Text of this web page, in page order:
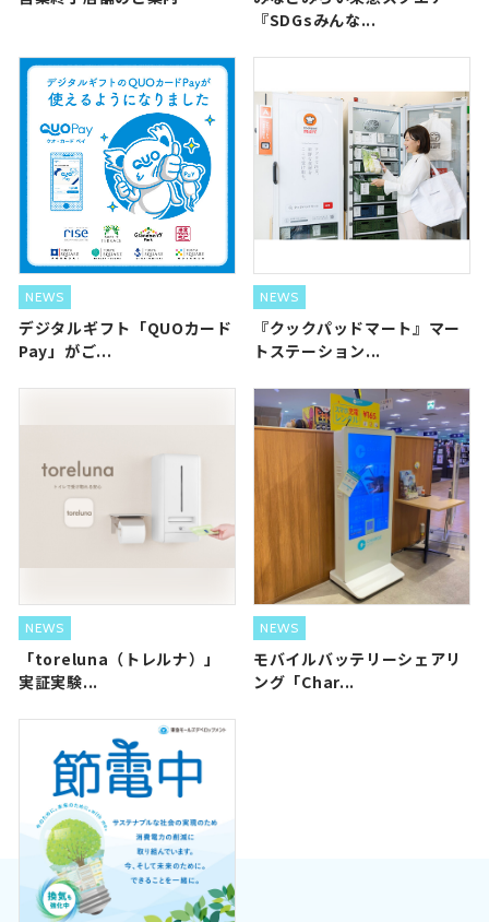
『SDGsみんな...
NEWS
デジタルギフト「QUOカード
Pay」がご...
NEWS
『クックパッドマート』マー
トステーション...
NEWS
「toreluna（トレルナ）」
実証実験...
NEWS
モバイルバッテリーシェアリ
ング「Char...